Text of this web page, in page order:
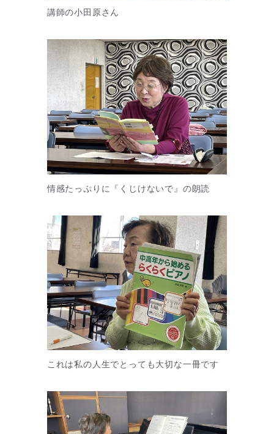
講師の小田原さん
情感たっぷりに『くじけないで』の朗読
これは私の人生でとっても大切な一冊です